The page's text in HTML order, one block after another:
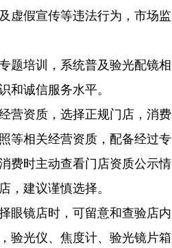
虚假宣传等违法行为，市场监
题培训，系统普及验光配镜相
和诚信服务水平。
营资质，选择正规门店，消费
等相关经营资质，配备经过专
费时主动查看门店资质公示情
，建议谨慎选择。
眼镜店时，可留意和查验店内
验光仪、焦度计、验光镜片箱